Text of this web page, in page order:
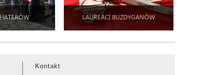
LAUREACI BUZDYGANÓW
Kontakt